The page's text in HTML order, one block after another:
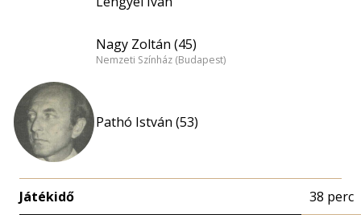
Nagy Zoltán (45)
Nemzeti Színház (Budapest)
Pathó István (53)
Játékidő 38 perc